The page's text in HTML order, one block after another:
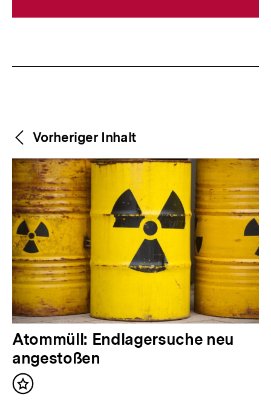
Weitere
Inhalte
Content-
Navigation
Vorheriger Inhalt
V
o
r
h
Atommüll: Endlagersuche neu
angestoßen
Inhalt